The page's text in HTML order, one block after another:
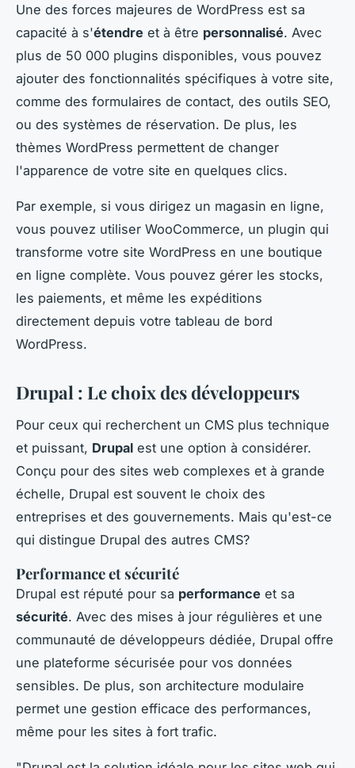
Une des forces majeures de WordPress est sa
capacité à s'étendre et à être personnalisé. Avec
plus de 50 000 plugins disponibles, vous pouvez
ajouter des fonctionnalités spécifiques à votre site,
comme des formulaires de contact, des outils SEO,
ou des systèmes de réservation. De plus, les
thèmes WordPress permettent de changer
l'apparence de votre site en quelques clics.
Par exemple, si vous dirigez un magasin en ligne,
vous pouvez utiliser WooCommerce, un plugin qui
transforme votre site WordPress en une boutique
en ligne complète. Vous pouvez gérer les stocks,
les paiements, et même les expéditions
directement depuis votre tableau de bord
WordPress.
Drupal : Le choix des développeurs
Pour ceux qui recherchent un CMS plus technique
et puissant, Drupal est une option à considérer.
Conçu pour des sites web complexes et à grande
échelle, Drupal est souvent le choix des
entreprises et des gouvernements. Mais qu'est-ce
qui distingue Drupal des autres CMS?
Performance et sécurité
Drupal est réputé pour sa performance et sa
sécurité. Avec des mises à jour régulières et une
communauté de développeurs dédiée, Drupal offre
une plateforme sécurisée pour vos données
sensibles. De plus, son architecture modulaire
permet une gestion efficace des performances,
même pour les sites à fort trafic.